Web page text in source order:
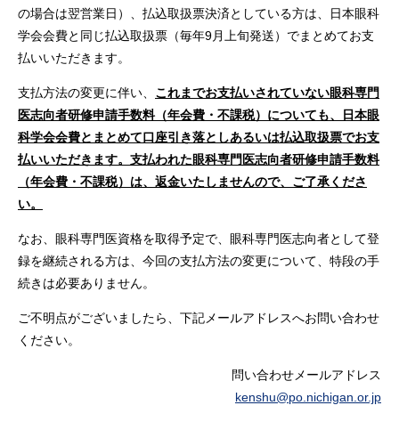
の場合は翌営業日）、払込取扱票決済としている方は、日本眼科
学会会費と同じ払込取扱票（毎年9月上旬発送）でまとめてお支
払いいただきます。
支払方法の変更に伴い、 これまでお支払いされていない眼科専門
医志向者研修申請手数料（年会費・不課税）についても、日本眼
科学会会費とまとめて口座引き落としあるいは払込取扱票でお支
払いいただきます。支払われた眼科専門医志向者研修申請手数料
（年会費・不課税）は、返金いたしませんので、ご了承くださ
い。
なお、眼科専門医資格を取得予定で、眼科専門医志向者として登
録を継続される方は、今回の支払方法の変更について、特段の手
続きは必要ありません。
ご不明点がございましたら、下記メールアドレスへお問い合わせ
ください。
問い合わせメールアドレス
kenshu@po.nichigan.or.jp